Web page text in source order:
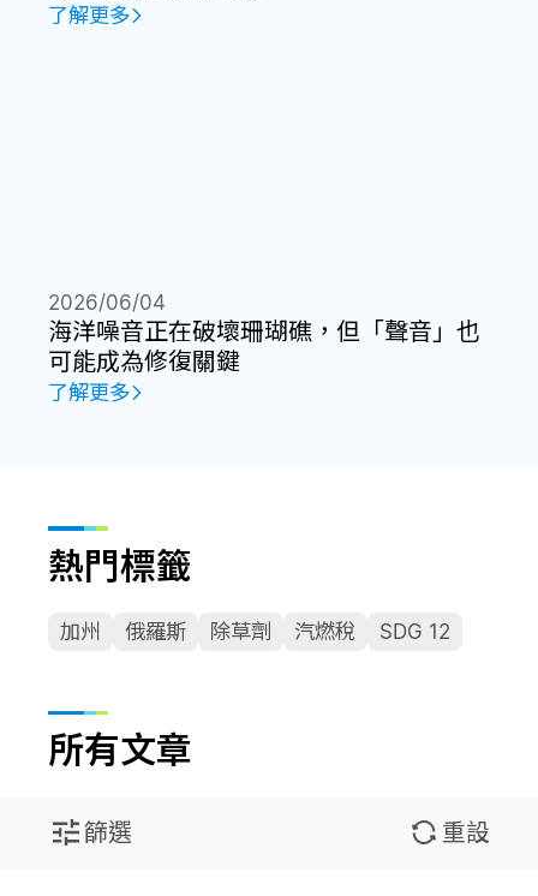
了解更多
海洋噪音正在破壞珊瑚礁，但「聲音」也
可能成為修復關鍵
2026/06/04
了解更多
熱門標籤
加州 俄羅斯 除草劑 汽燃稅 SDG 12
所有文章
篩選 重設